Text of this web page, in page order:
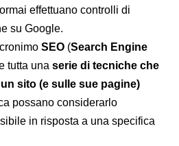
effettuano controlli di
su Google.
SEO (Search Engine
tutta una serie di tecniche che
sito (e sulle sue pagine)
possano considerarlo
in risposta a una specifica